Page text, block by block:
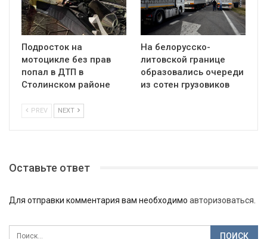
Подросток на
мотоцикле без прав
попал в ДТП в
Столинском районе
На белорусско-
литовской границе
образовались очереди
из сотен грузовиков
PREV NEXT
Оставьте ответ
Для отправки комментария вам необходимо авторизоваться